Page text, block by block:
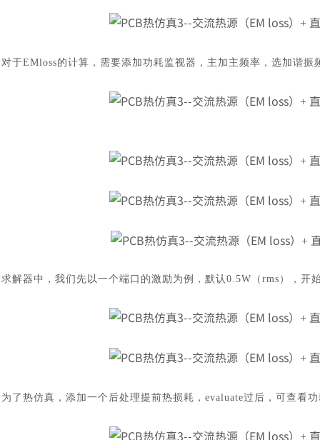
对于EMloss的计算，需要添加功耗监视器，主加主频率，选加谐
求解器中，我们先以一个端口的激励为例，默认 0.5W（rms），开
为了热仿真，添加一个后处理提前热损耗， evaluate过后，可查看